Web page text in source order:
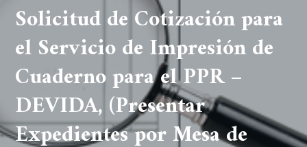
Solicitud de Cotización para
el Servicio de Impresión de
Cuaderno para el PPR –
DEVIDA, (Presentar
Expedientes por Mesa de